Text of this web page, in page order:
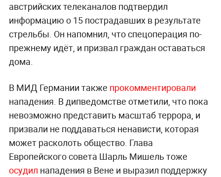
австрийских телеканалов подтвердил
информацию о 15 пострадавших в результате
стрельбы. Он напомнил, что спецоперация по-
прежнему идёт, и призвал граждан оставаться
дома.
В МИД Германии также прокомментировали
нападения. В дипведомстве отметили, что пока
невозможно представить масштаб террора, и
призвали не поддаваться ненависти, которая
может расколоть общество. Глава
Европейского совета Шарль Мишель тоже
осудил нападения в Вене и выразил поддержку